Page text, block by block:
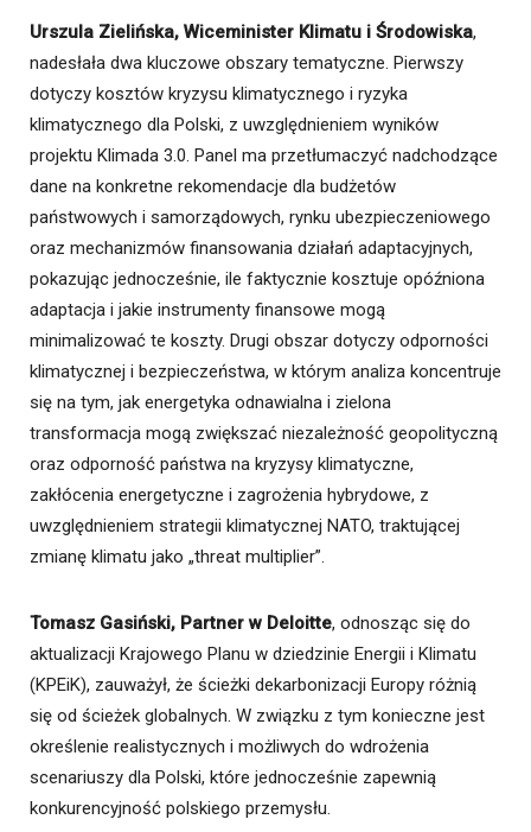
Urszula Zielińska, Wiceminister Klimatu i Środowiska,
nadesłała dwa kluczowe obszary tematyczne. Pierwszy
dotyczy kosztów kryzysu klimatycznego i ryzyka
klimatycznego dla Polski, z uwzględnieniem wyników
projektu Klimada 3.0. Panel ma przetłumaczyć nadchodzące
dane na konkretne rekomendacje dla budżetów
państwowych i samorządowych, rynku ubezpieczeniowego
oraz mechanizmów finansowania działań adaptacyjnych,
pokazując jednocześnie, ile faktycznie kosztuje opóźniona
adaptacja i jakie instrumenty finansowe mogą
minimalizować te koszty. Drugi obszar dotyczy odporności
klimatycznej i bezpieczeństwa, w którym analiza koncentruje
się na tym, jak energetyka odnawialna i zielona
transformacja mogą zwiększać niezależność geopolityczną
oraz odporność państwa na kryzysy klimatyczne,
zakłócenia energetyczne i zagrożenia hybrydowe, z
uwzględnieniem strategii klimatycznej NATO, traktującej
zmianę klimatu jako „threat multiplier”.
Tomasz Gasiński, Partner w Deloitte, odnosząc się do
aktualizacji Krajowego Planu w dziedzinie Energii i Klimatu
(KPEiK), zauważył, że ścieżki dekarbonizacji Europy różnią
się od ścieżek globalnych. W związku z tym konieczne jest
określenie realistycznych i możliwych do wdrożenia
scenariuszy dla Polski, które jednocześnie zapewnią
konkurencyjność polskiego przemysłu.